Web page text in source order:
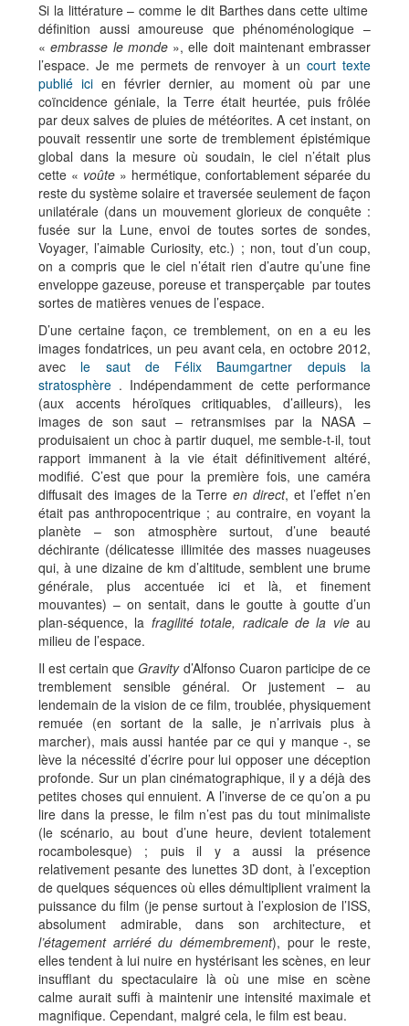
Si la littérature – comme le dit Barthes dans cette ultime
définition aussi amoureuse que phénoménologique –
«embrasse le monde », elle doit maintenant embrasser
l’espace. Je me permets de renvoyer à uncourt texte
publié icien février dernier, au moment où par une
coïncidence géniale, la Terre était heurtée, puis frôlée
par deux salves de pluies de météorites. A cet instant, on
pouvait ressentir une sorte de tremblement épistémique
global dans la mesure où soudain, le ciel n’était plus
cette « voûte » hermétique, confortablement séparée du
reste du système solaire et traversée seulement de façon
unilatérale (dans un mouvement glorieux de conquête :
fusée sur la Lune, envoi de toutes sortes de sondes,
Voyager, l’aimable Curiosity, etc.) ; non, tout d’un coup,
on a compris que le ciel n’était rien d’autre qu’une fine
enveloppe gazeuse, poreuse et transperçable par toutes
sortes de matières venues de l’espace.
D’une certaine façon, ce tremblement, on en a eu les
images fondatrices, un peu avant cela, en octobre 2012,
avec le saut de Félix Baumgartner depuis la
stratosphère . Indépendamment de cette performance
(aux accents héroïques critiquables, d’ailleurs), les
images de son saut – retransmises par la NASA –
produisaient un choc à partir duquel, me semble-t-il, tout
rapport immanent à la vie était définitivement altéré,
modifié. C’est que pour la première fois, une caméra
diffusait des images de la Terreen direct, et l’effet n’en
était pas anthropocentrique ; au contraire, en voyant la
planète – son atmosphère surtout, d’une beauté
déchirante (délicatesse illimitée des masses nuageuses
qui, à une dizaine de km d’altitude, semblent une brume
générale, plus accentuée ici et là, et finement
mouvantes) – on sentait, dans le goutte à goutte d’un
plan-séquence, la fragilité totale, radicale de la vieau
milieu de l’espace.
Il est certain queGravityd’Alfonso Cuaron participe de ce
tremblement sensible général. Or justement – au
lendemain de la vision de ce film, troublée, physiquement
remuée (en sortant de la salle, je n’arrivais plus à
marcher), mais aussi hantée par ce qui y manque -, se
lève la nécessité d’écrire pour lui opposer une déception
profonde. Sur un plan cinématographique, il y a déjà des
petites choses qui ennuient. A l’inverse de ce qu’on a pu
lire dans la presse, le film n’est pas du tout minimaliste
(le scénario, au bout d’une heure, devient totalement
rocambolesque) ; puis il y a aussi la présence
relativement pesante des lunettes 3D dont, à l’exception
de quelques séquences où elles démultiplient vraiment la
puissance du film (je pense surtout à l’explosion de l’ISS,
absolument admirable, dans son architecture, et
l’étagement arriéré du démembrement), pour le reste,
elles tendent à lui nuire en hystérisant les scènes, en leur
insufflant du spectaculaire là où une mise en scène
calme aurait suffi à maintenir une intensité maximale et
magnifique. Cependant, malgré cela, le film est beau.